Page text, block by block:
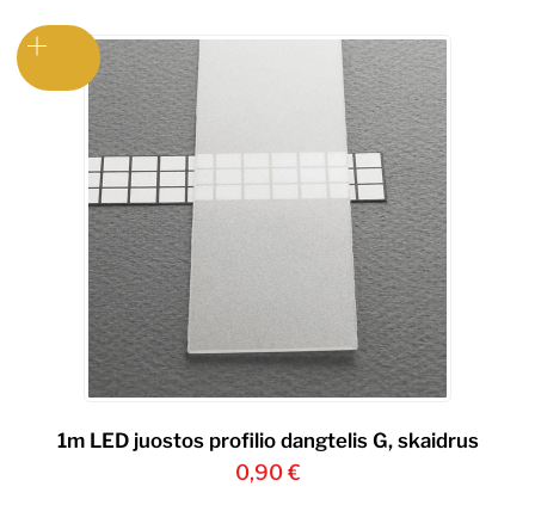
1m LED juostos profilio dangtelis G, skaidrus
0,90€